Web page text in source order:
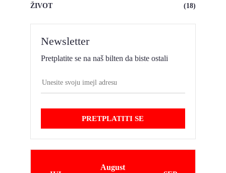
ŽIVOT
(18)
Newsletter
Pretplatite se na naš bilten da biste ostali
PRETPLATITI SE
August